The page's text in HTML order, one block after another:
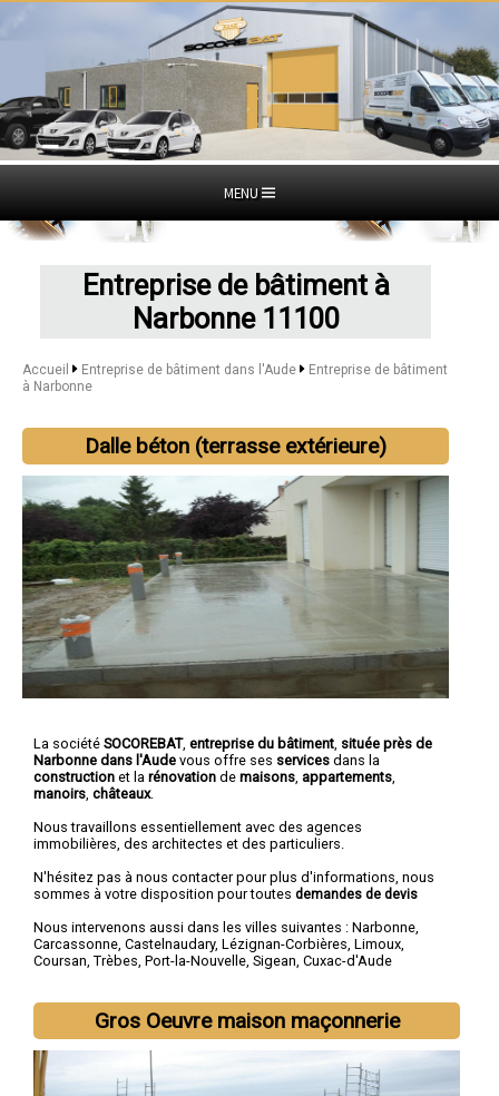
MENU
Entreprise de bâtiment à
Narbonne 11100
Accueil Entreprise de bâtiment dans l'Aude
Entreprise de bâtiment
à Narbonne
Dalle béton (terrasse extérieure)
La société SOCOREBAT, entreprise du bâtiment située près de
Narbonne dans l'Aude vous offre ses services dans la
construction et la rénovation de maisons appartements
manoirs châteaux.
Nous travaillons essentiellement avec des agences
immobilières, des architectes et des particuliers.
N'hésitez pas à nous contacter pour plus d'informations, nous
sommes à votre disposition pour toutes demandes de devis
Nous intervenons aussi dans les villes suivantes : Narbonne
Carcassonne Castelnaudary, Lézignan-Corbières Limoux
Coursan Trèbes Port-la-Nouvelle Sigean Cuxac-d'Aude
Gros Oeuvre maison maçonnerie